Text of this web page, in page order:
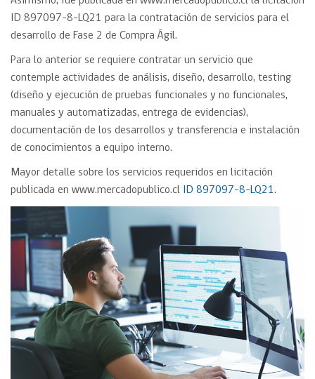
ID 897097-8-LQ21 para la contratación de servicios para el
desarrollo de Fase 2 de Compra Ágil.
Para lo anterior se requiere contratar un servicio que
contemple actividades de análisis, diseño, desarrollo, testing
(diseño y ejecución de pruebas funcionales y no funcionales,
manuales y automatizadas, entrega de evidencias),
documentación de los desarrollos y transferencia e instalación
de conocimientos a equipo interno.
Mayor detalle sobre los servicios requeridos en licitación
publicada en www.mercadopublico.cl
ID 897097-8-LQ21.